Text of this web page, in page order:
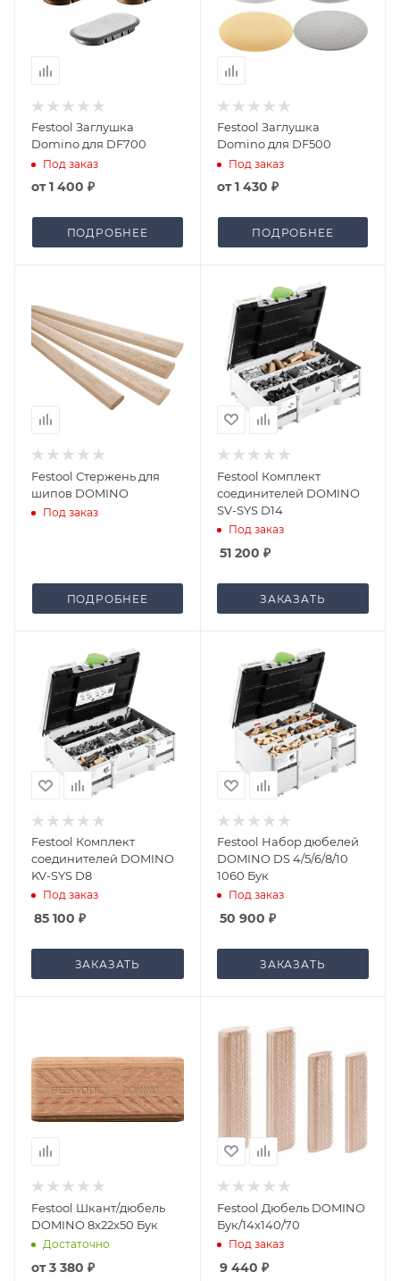
Festool Заглушка
Domino для DF700
Под заказ
от1 400 ₽
ПОДРОБНЕЕ
Festool Заглушка
Domino для DF500
Под заказ
от1 430 ₽
ПОДРОБНЕЕ
Festool Стержень для
шипов DOMINO
Под заказ
ПОДРОБНЕЕ
Festool Комплект
соединителей DOMINO
SV-SYS D14
Под заказ
51 200 ₽
ЗАКАЗАТЬ
Festool Комплект
соединителей DOMINO
KV-SYS D8
Под заказ
85 100 ₽
ЗАКАЗАТЬ
Festool Набор дюбелей
DOMINO DS 4/5/6/8/10
1060 Бук
Под заказ
50 900 ₽
ЗАКАЗАТЬ
Festool Шкант/дюбель
DOMINO 8x22x50 Бук
Достаточно
от3 380 ₽
Festool Дюбель DOMINO
Бук/14x140/70
Под заказ
9 440 ₽